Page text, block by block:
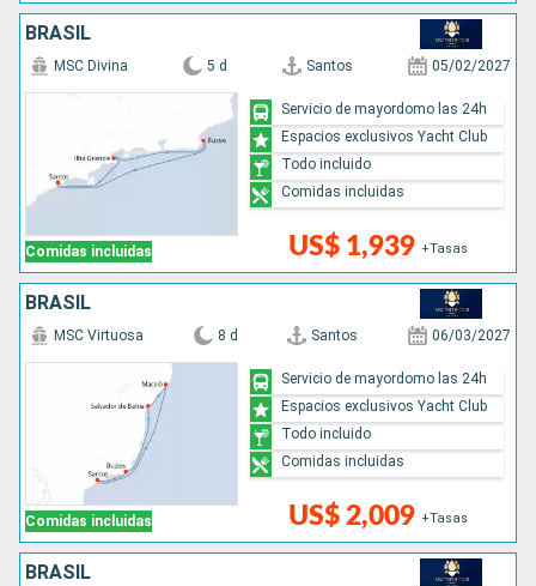
BRASIL
Comidas incluidas
MSC Divina 5 d Santos 05/02/2027
US$ 1,939 +Tasas
Servicio de mayordomo las 24h
Espacios exclusivos Yacht Club
Todo incluido
Comidas incluidas
BRASIL
Comidas incluidas
MSC Virtuosa 8 d Santos 06/03/2027
US$ 2,009 +Tasas
Servicio de mayordomo las 24h
Espacios exclusivos Yacht Club
Todo incluido
Comidas incluidas
BRASIL